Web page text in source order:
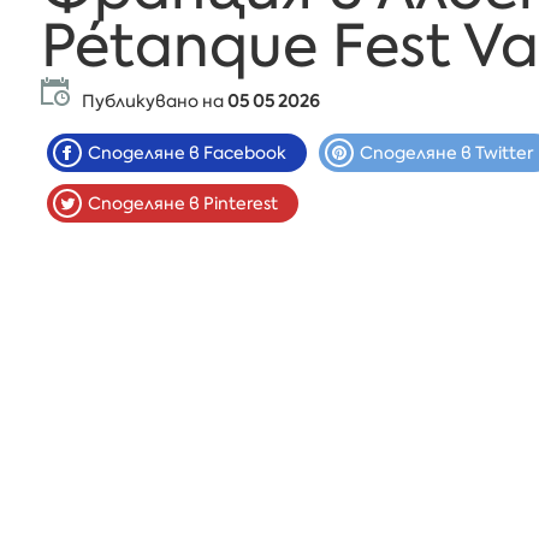
Pétanque Fest
Публикувано на05 05 2026
Споделяне в Facebook Споделяне в Twitter
Споделяне в Pinterest